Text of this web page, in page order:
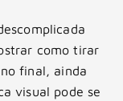
como tirar
final, ainda
visual pode se